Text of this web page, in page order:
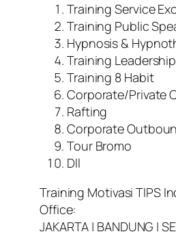
Training Service
Training Public
Hypnosis &
Training Leadership
Training 8 Habit
Corporate/Private
Rafting
Corporate
Tour Bromo
Dll
Training Motivasi TIPS
Office:
JAKARTA | BANDUNG |